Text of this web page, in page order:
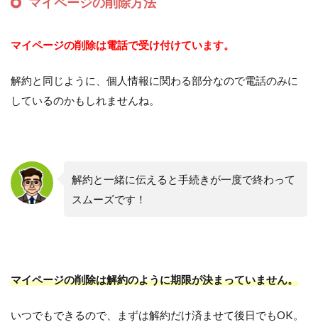
マイページの削除は電話で受け付けています。
解約と同じように、個人情報に関わる部分なので電話のみに
しているのかもしれませんね。
解約と一緒に伝えると手続きが一度で終わって
スムーズです！
マイページの削除は解約のように期限が決まっていません。
いつでもできるので、まずは解約だけ済ませて後日でもOK。